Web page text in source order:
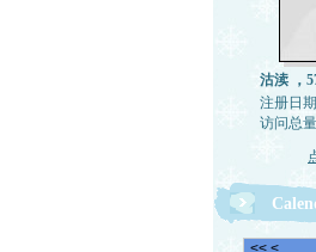
沽渎 ，
注册日
访问总